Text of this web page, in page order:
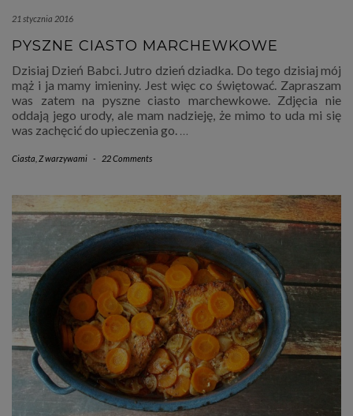
21 stycznia 2016
PYSZNE CIASTO MARCHEWKOWE
Dzisiaj Dzień Babci. Jutro dzień dziadka. Do tego dzisiaj mój
mąż i ja mamy imieniny. Jest więc co świętować. Zapraszam
was zatem na pyszne ciasto marchewkowe. Zdjęcia nie
oddają jego urody, ale mam nadzieję, że mimo to uda mi się
was zachęcić do upieczenia go. …
Ciasta Z warzywami - 22 Comments